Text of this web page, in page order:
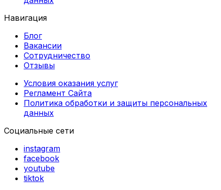
Навигация
Блог
Вакансии
Сотрудничество
Отзывы
Условия оказания услуг
Регламент Сайта
Политика обработки и защиты персональных
данных
Социальные сети
instagram
facebook
youtube
tiktok